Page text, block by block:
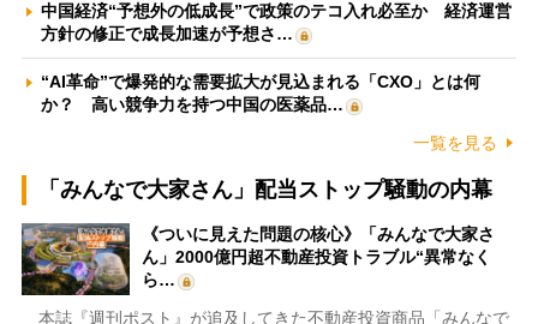
中国経済“予想外の低成長”で政策のテコ入れ必至か 経済運営
方針の修正で成長加速が予想さ…
“AI革命”で爆発的な需要拡大が見込まれる「CXO」とは何
か？ 高い競争力を持つ中国の医薬品…
一覧を見る
「みんなで大家さん」配当ストップ騒動の内幕
《ついに見えた問題の核心》「みんなで大家さ
ん」2000億円超不動産投資トラブル“異常なく
ら…
本誌『週刊ポスト』が追及してきた不動産投資商品「みんなで